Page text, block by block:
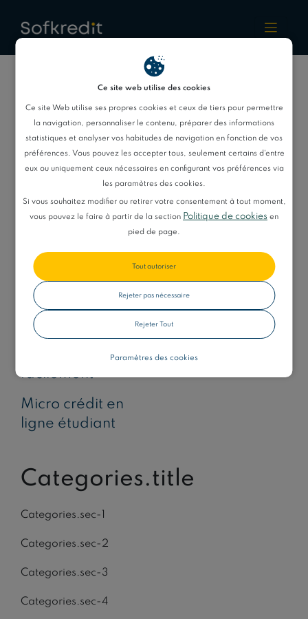
Ce site web utilise des cookies
Ce site Web utilise ses propres cookies et ceux de tiers pour permettre
la navigation, personnaliser le contenu, préparer des informations
statistiques et analyser vos habitudes de navigation en fonction de vos
préférences. Vous pouvez les accepter tous, seulement certains d'entre
eux ou uniquement ceux nécessaires en configurant vos préférences via
les paramètres des cookies.
Si vous souhaitez modifier ou retirer votre consentement à tout moment,
vous pouvez le faire à partir de la section Politique de cookies en
pied de page.
Tout autoriser
Rejeter pas nécessaire
Rejeter Tout
Paramètres des cookies
Rachat De Crédit
Rachat de crédit
Rachat de crédit
conso
Simulation rachat
de crédit
Rachat de crédit
interdit bancaire
Rachat de crédit
plus trésorerie
Courtier rachat
Rachat de crédit
facilement
Crédit Finarya
Micro crédit en
ligne étudiant
Categories.title
Categories.sec-1
Categories.sec-2
Categories.sec-3
Categories.sec-4